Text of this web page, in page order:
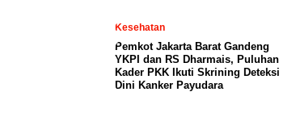
Kesehatan
Pemkot Jakarta Barat Gandeng
YKPI dan RS Dharmais, Puluhan
Kader PKK Ikuti Skrining Deteksi
Dini Kanker Payudara